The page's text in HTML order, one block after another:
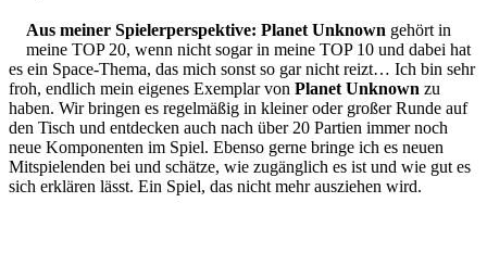
Aus meiner Spielerperspektive: Planet Unknown gehört in
meine TOP 20, wenn nicht sogar in meine TOP 10 und dabei hat
es ein Space-Thema, das mich sonst so gar nicht reizt… Ich bin sehr
froh, endlich mein eigenes Exemplar von Planet Unknown zu
haben. Wir bringen es regelmäßig in kleiner oder großer Runde auf
den Tisch und entdecken auch nach über 20 Partien immer noch
neue Komponenten im Spiel. Ebenso gerne bringe ich es neuen
Mitspielenden bei und schätze, wie zugänglich es ist und wie gut es
sich erklären lässt. Ein Spiel, das nicht mehr ausziehen wird.